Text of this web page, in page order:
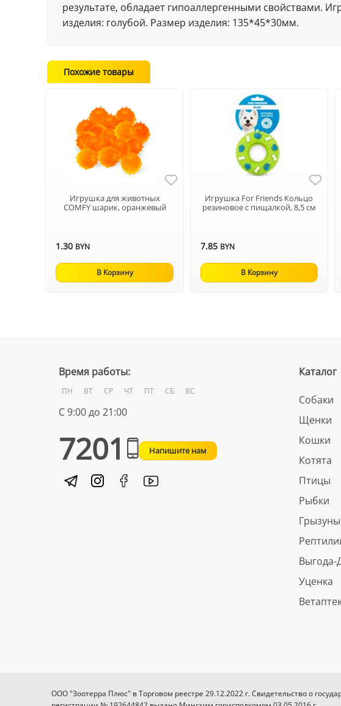
результате, обладает гипоаллергенными свойствами.
изделия: голубой. Размер изделия: 135*45*30мм.
Похожие товары
Игрушка для животных
COMFY шарик, оранжевый
1.30 BYN
В Корзину
Игрушка For Friends Кольцо
резиновое с пищалкой, 8,5 см
7.85 BYN
В Корзину
Время работы:
ПН ВТ СР ЧТ ПТ СБ ВС
С 9:00 до 21:00
7201 Напишите нам
Каталог
Собаки
Щенки
Кошки
Котята
Птицы
Рыбки
Грызуны
Выгода-
Уценка
ООО "Зоотерра Плюс" в Торговом реестре 29.12.2022 г. Свидетельство о